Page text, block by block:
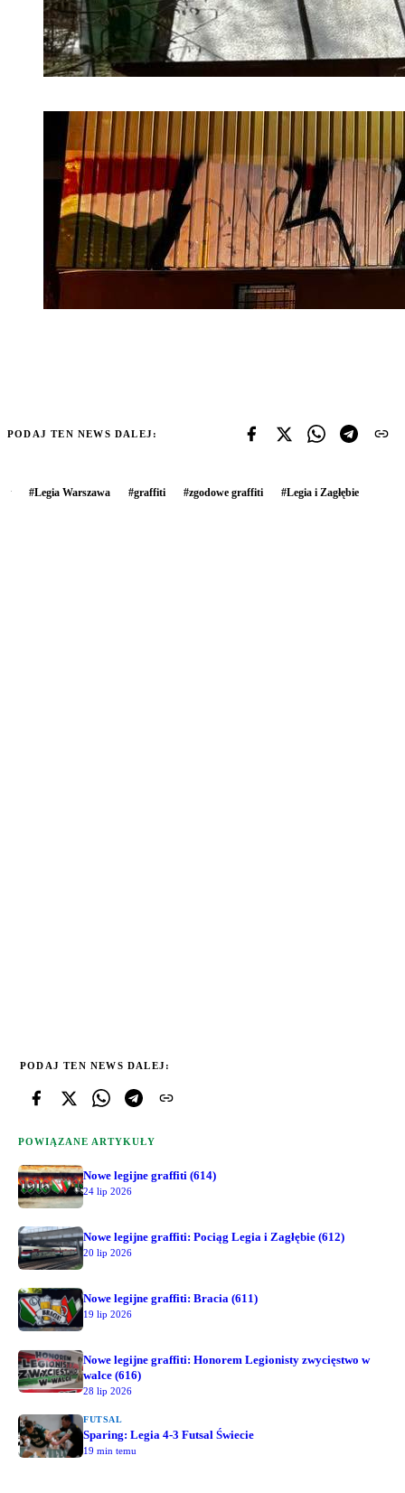
PODAJ TEN NEWS DALEJ:
#Legia Warszawa #graffiti #zgodowe graffiti #Legia i Zagłębie
PODAJ TEN NEWS DALEJ:
POWIĄZANE ARTYKUŁY
Nowe legijne graffiti (614)
24 lip 2026
Nowe legijne graffiti: Pociąg Legia i Zagłębie (612)
20 lip 2026
Nowe legijne graffiti: Bracia (611)
19 lip 2026
Nowe legijne graffiti: Honorem Legionisty zwycięstwo w
walce (616)
28 lip 2026
FUTSAL
Sparing: Legia 4-3 Futsal Świecie
19 min temu